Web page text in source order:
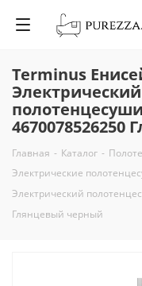
Terminus
Электрический
Главная - Каталог -
Электрические
Электрический
Глянцевый черный